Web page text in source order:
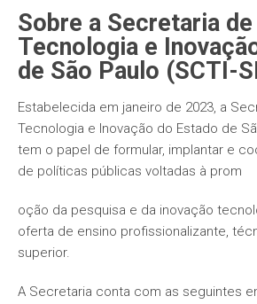
Sobre a Secretaria
Tecnologia e
de São Paulo (SCTI-
Estabelecida em janeiro de 2023, a
Tecnologia e Inovação do Estado de
tem o papel de formular, implantar e
de políticas públicas voltadas à prom
oção da pesquisa e da inovação
oferta de ensino profissionalizante,
superior.
A Secretaria conta com as seguintes